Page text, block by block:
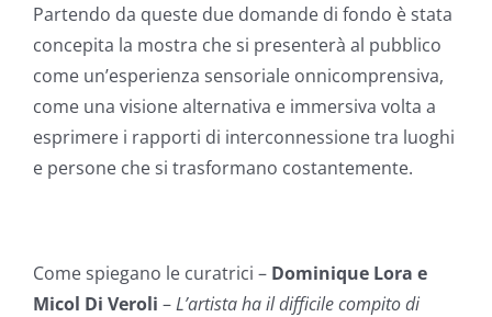
Partendo da queste due domande di fondo è stata
concepita la mostra che si presenterà al pubblico
come un’esperienza sensoriale onnicomprensiva,
come una visione alternativa e immersiva volta a
esprimere i rapporti di interconnessione tra luoghi
e persone che si trasformano costantemente.
Come spiegano le curatrici – Dominique Lora e
Micol Di Veroli –L’artista ha il difficile compito di